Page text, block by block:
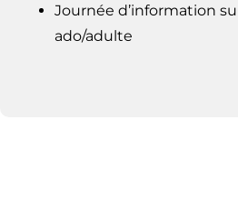
Journée d’information
ado/adulte